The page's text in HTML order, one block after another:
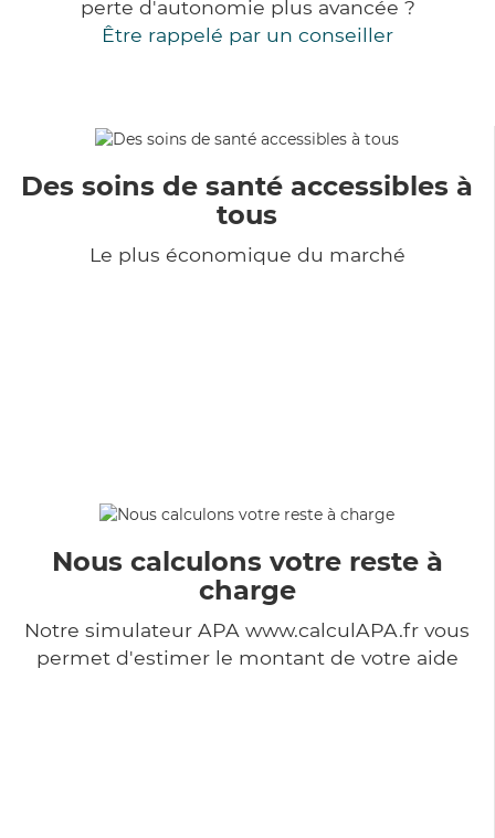
perte d'autonomie plus avancée ?
Être rappelé par un conseiller
Des soins de santé accessibles à
tous
Le plus économique du marché
Nous calculons votre reste à
charge
Notre simulateur APA www.calculAPA.fr vous
permet d'estimer le montant de votre aide